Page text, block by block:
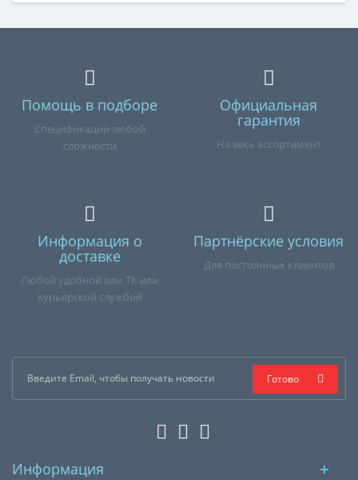
Помощь в подборе
Спецификации любой
сложности
Официальная
гарантия
На весь ассортимент
Информация о
доставке
Любой удобной вам ТК или
курьерской службой
Партнёрские условия
Для постоянных клиентов
Готово
Информация